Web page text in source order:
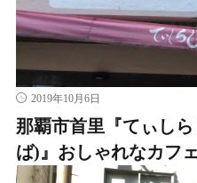
2019年10月6日
那覇市首里『てぃし
ば)』おしゃれなカフ